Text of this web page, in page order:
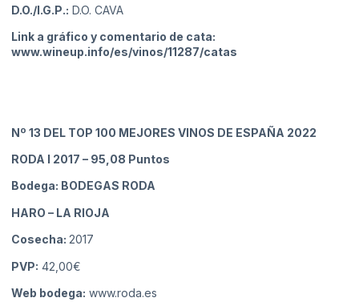
D.O./I.G.P.: D.O. CAVA
Link a gráfico y comentario de cata:
www.wineup.info/es/vinos/11287/catas
Nº 13 DEL TOP 100 MEJORES VINOS DE ESPAÑA 2022
RODA I 2017 – 95,08 Puntos
Bodega: BODEGAS RODA
HARO – LA RIOJA
Cosecha: 2017
PVP: 42,00€
Web bodega: www.roda.es